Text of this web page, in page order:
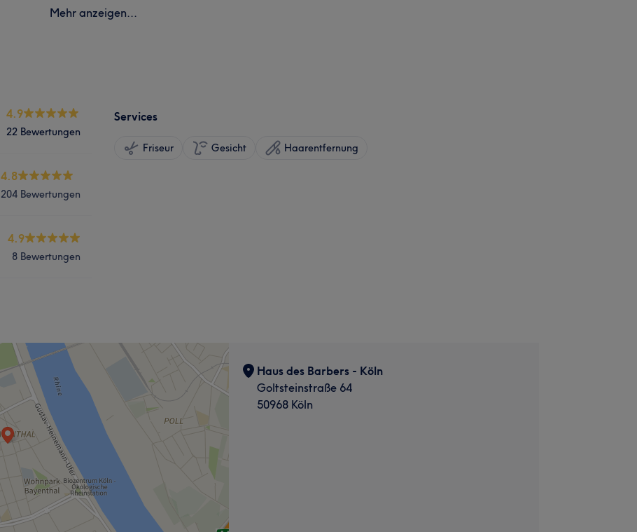
Mehr anzeigen...
4.9
22 Bewertungen
4.8
204 Bewertungen
4.9
8 Bewertungen
Services
Friseur Gesicht Haarentfernung
Haus des Barbers - Köln
Goltsteinstraße 64
50968 Köln